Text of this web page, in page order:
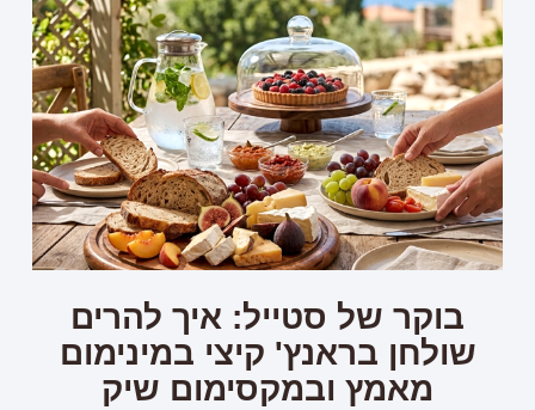
בוקר של סטייל: איך להרים
שולחן בראנץ' קיצי במינימום
מאמץ ובמקסימום שיק